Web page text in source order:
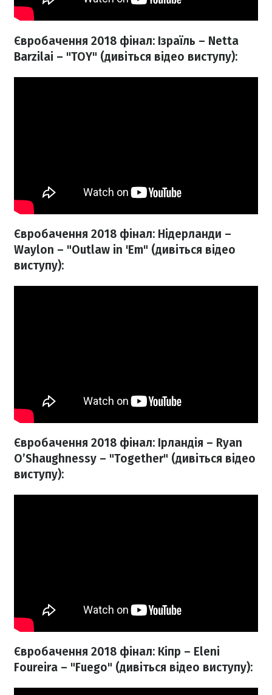
Євробачення 2018 фінал: Ізраїль – Netta
Barzilai – "TOY" (дивіться відео виступу):
Євробачення 2018 фінал: Нідерланди –
Waylon – "Outlaw in 'Em" (дивіться відео
виступу):
Євробачення 2018 фінал: Ірландія – Ryan
O’Shaughnessy – "Together" (дивіться відео
виступу):
Євробачення 2018 фінал: Кіпр – Eleni
Foureira – "Fuego" (дивіться відео виступу):